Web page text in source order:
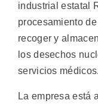
industrial estatal
procesamiento
recoger y
los desechos
servicios médicos.
La empresa está